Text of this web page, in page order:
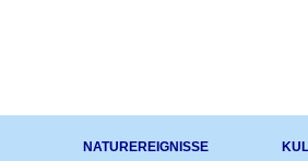
NATUREREIGNISSE